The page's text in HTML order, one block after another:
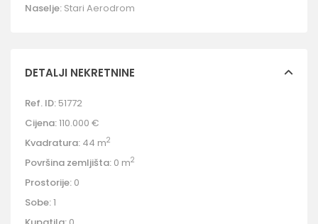
Naselje: Stari Aerodrom
DETALJI NEKRETNINE
Ref. ID: 51772
Cijena:110.000 €
Kvadratura: 44 m2
Površina zemljišta: 0 m2
Prostorije: 0
Sobe:1